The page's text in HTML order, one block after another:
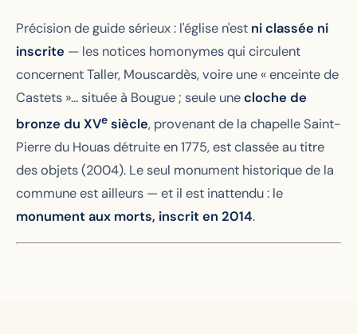
Précision de guide sérieux : l'église n'est ni classée ni
inscrite — les notices homonymes qui circulent
concernent Taller, Mouscardès, voire une « enceinte de
Castets »… située à Bougue ; seule unecloche de
bronze du XVe siècle, provenant de la chapelle Saint-
Pierre du Houas détruite en 1775, est classée au titre
des objets (2004). Le seul monument historique de la
commune est ailleurs — et il est inattendu : le
monument aux morts, inscrit en 2014.